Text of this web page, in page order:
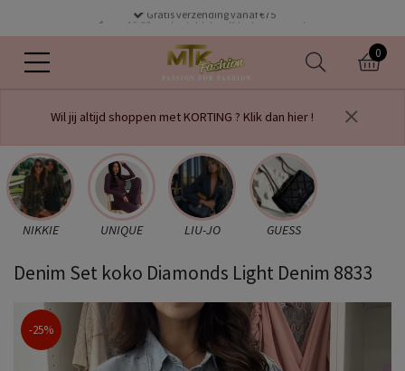
voor 16.00 uur besteld dezelfde dag verzonden
Gratis verzending vanaf €75
0
Wil jij altijd shoppen met KORTING ? Klik dan hier !
NIKKIE UNIQUE LIU-JO GUESS
Denim Set koko Diamonds Light Denim 8833
-25%